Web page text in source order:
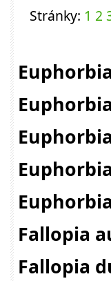
Stránky: 1 2
Fallopia
Fallopia